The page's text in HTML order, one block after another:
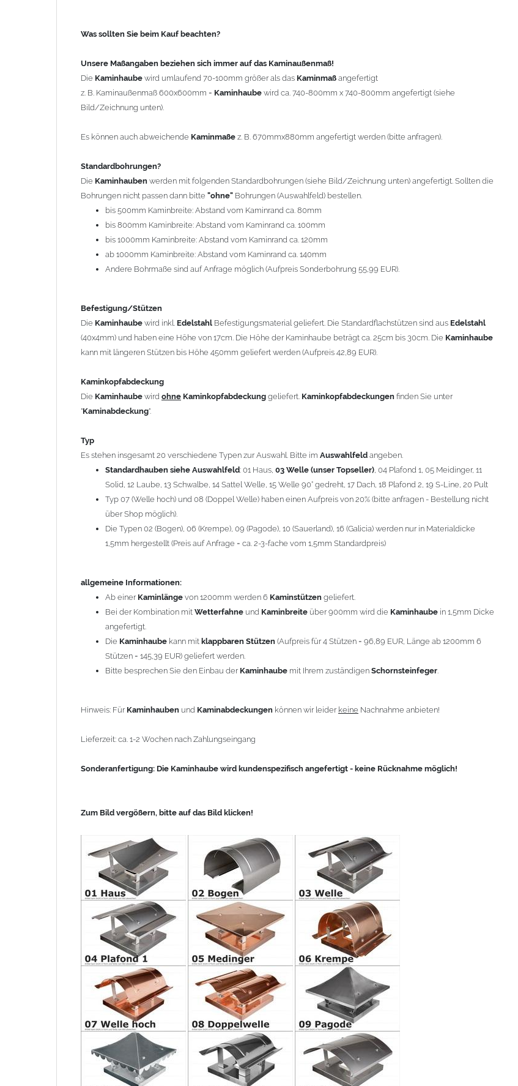
ab 1000mm Kaminbreite: Abstand vom Kaminrand ca. 140mm
Befestigung/Stützen
Kaminhaubewird inkl.Edelstahl
kann mit längeren Stützen bis Höhe 450mm geliefert werden (Aufpreis 42,89 EUR).
Kaminkopfabdeckung
Kaminhaubewirdohne Kaminkopfabdeckunggeliefert.Kaminkopfabdeckungenfinden Sie unter
Kaminabdeckung".
Es stehen insgesamt 20 verschiedene Typen zur Auswahl. Bitte imAuswahlfeld
Standardhauben siehe Auswahlfeld: 01 Haus,03 Welle (unser Topseller)
12 Laube, 13 Schwalbe, 14 Sattel Welle, 15 Welle 90° gedreht, 17 Dach, 18 Plafond 2, 19 S-Line, 20 Pult
Die Typen 02 (Bogen), 06 (Krempe), 09 (Pagode), 10 (Sauerland), 16 (Galicia) werden nur in Materialdicke 1,5mm
hergestellt (Preis auf Anfrage = ca. 2-3-fache vom 1,5mm Standardpreis)
Ab einerKaminlänge
Bei der Kombination mitWetterfahneundKaminbreite über 900mm wird dieKaminhaubein 1,5mm Dicke
angefertigt.
= 145,39 EUR) geliefert werden.
Bitte besprechen Sie den Einbau derKaminhaubemit Ihrem zuständigenSchornsteinfeger
Zum Bild vergößern, bitte auf das Bild klicken!
Was sollten Sie beim Kauf beachten?
Unsere Maßangaben beziehen sich immer auf das Kaminaußenmaß!
Die Kaminhaube wird umlaufend 70-100mm größer als das Kaminmaß angefertigt
z. B. Kaminaußenmaß 600x600mm = Kaminhaube wird ca. 740-800mm x 740-800mm angefertigt (siehe
Bild/Zeichnung unten).
Es können auch abweichende Kaminmaße z. B. 670mmx880mm angefertigt werden (bitte anfragen).
Standardbohrungen?
Die Kaminhauben werden mit folgenden Standardbohrungen (siehe Bild/Zeichnung unten) angefertigt. Sollten die
Bohrungen nicht passen dann bitte "ohne" Bohrungen (Auswahlfeld) bestellen.
bis 500mm Kaminbreite: Abstand vom Kaminrand ca. 80mm
bis 800mm Kaminbreite: Abstand vom Kaminrand ca. 100mm
bis 1000mm Kaminbreite: Abstand vom Kaminrand ca. 120mm
ab 1000mm Kaminbreite: Abstand vom Kaminrand ca. 140mm
Andere Bohrmaße sind auf Anfrage möglich (Aufpreis Sonderbohrung 55,99 EUR).
Befestigung/Stützen
Die Kaminhaube wird inkl. Edelstahl Befestigungsmaterial geliefert. Die Standardflachstützen sind aus Edelstahl
(40x4mm) und haben eine Höhe von 17cm. Die Höhe der Kaminhaube beträgt ca. 25cm bis 30cm. Die Kaminhaube
kann mit längeren Stützen bis Höhe 450mm geliefert werden (Aufpreis 42,89 EUR).
Kaminkopfabdeckung
Die Kaminhaube wird ohne Kaminkopfabdeckung geliefert. Kaminkopfabdeckungen finden Sie unter
"Kaminabdeckung".
Typ
Es stehen insgesamt 20 verschiedene Typen zur Auswahl. Bitte im Auswahlfeld angeben.
Standardhauben siehe Auswahlfeld: 01 Haus, 03 Welle (unser Topseller) , 04 Plafond 1, 05 Meidinger, 11
Solid, 12 Laube, 13 Schwalbe, 14 Sattel Welle, 15 Welle 90° gedreht, 17 Dach, 18 Plafond 2, 19 S-Line, 20 Pult
Typ 07 (Welle hoch) und 08 (Doppel Welle) haben einen Aufpreis von 20% (bitte anfragen - Bestellung nicht
über Shop möglich).
Die Typen 02 (Bogen), 06 (Krempe), 09 (Pagode), 10 (Sauerland), 16 (Galicia) werden nur in Materialdicke
1,5mm hergestellt (Preis auf Anfrage = ca. 2-3-fache vom 1,5mm Standardpreis)
allgemeine Informationen:
Ab einer Kaminlänge von 1200mm werden 6 Kaminstützen geliefert.
Bei der Kombination mit Wetterfahne und Kaminbreite über 900mm wird die Kaminhaube in 1,5mm Dicke
angefertigt.
Die Kaminhaube kann mit klappbaren Stützen (Aufpreis für 4 Stützen = 96,89 EUR, Länge ab 1200mm 6
Stützen = 145,39 EUR) geliefert werden.
Bitte besprechen Sie den Einbau der Kaminhaube mit Ihrem zuständigen Schornsteinfeger
Hinweis: Für Kaminhauben und Kaminabdeckungen können wir leider keine Nachnahme anbieten!
Lieferzeit: ca. 1-2 Wochen nach Zahlungseingang
Sonderanfertigung: Die Kaminhaube wird kundenspezifisch angefertigt - keine Rücknahme möglich!
Zum Bild vergößern, bitte auf das Bild klicken!